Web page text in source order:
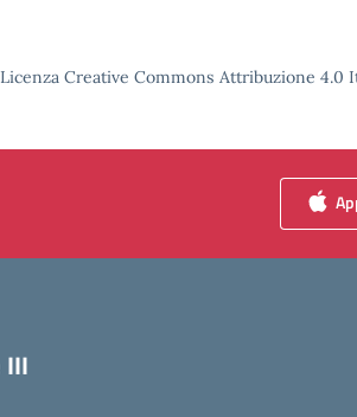
Creative Commons Attribuzione 4.0